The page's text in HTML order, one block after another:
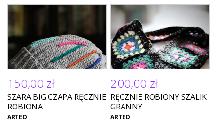
150,00 zł
SZARA BIG CZAPA RĘCZNIE
ROBIONA
ARTEO
200,00 zł
RĘCZNIE ROBIONY SZALIK
GRANNY
ARTEO